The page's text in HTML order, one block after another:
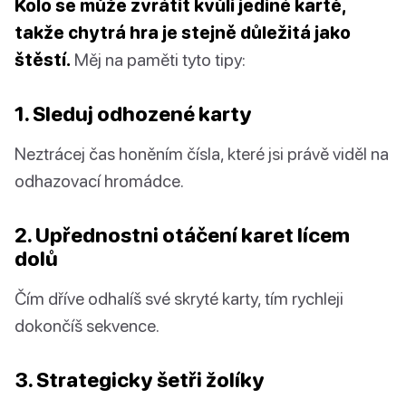
Kolo se může zvrátit kvůli jediné kartě,
takže chytrá hra je stejně důležitá jako
štěstí. Měj na paměti tyto tipy:
1. Sleduj odhozené karty
Neztrácej čas honěním čísla, které jsi právě viděl na
odhazovací hromádce.
2. Upřednostni otáčení karet lícem
dolů
Čím dříve odhalíš své skryté karty, tím rychleji
dokončíš sekvence.
3. Strategicky šetři žolíky